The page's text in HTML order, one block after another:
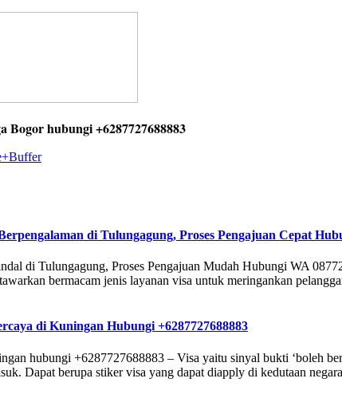
Bogor hubungi +6287727688883
Buffer
di Tulungagung, Proses Pengajuan Cepat
di Tulungagung, Proses Pengajuan Mudah Hubungi WA
bermacam jenis layanan visa untuk meringankan
di Kuningan Hubungi +6287727688883
hubungi +6287727688883 – Visa yaitu sinyal bukti ‘boleh
Dapat berupa stiker visa yang dapat diapply di kedutaan